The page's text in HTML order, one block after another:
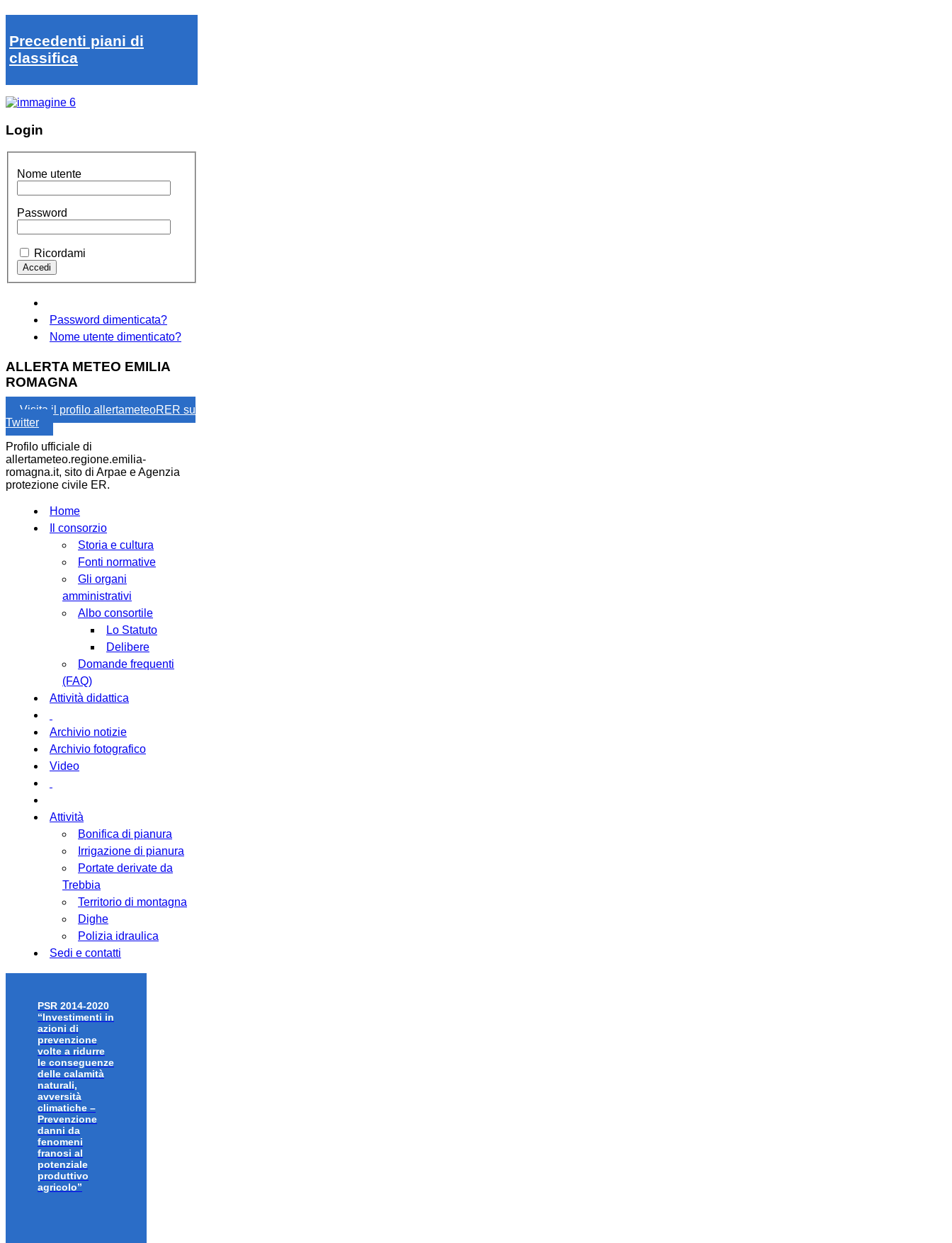
Precedenti piani di
classifica
Login
Nome utente
Password
Ricordami
Password dimenticata?
Nome utente dimenticato?
ALLERTA METEO EMILIA
ROMAGNA
Visita il profilo allertameteoRER su
Twitter
Profilo ufficiale di
allertameteo.regione.emilia-
romagna.it, sito di Arpae e Agenzia
protezione civile ER.
Home
Il consorzio
Storia e cultura
Fonti normative
Gli organi
amministrativi
Albo consortile
Lo Statuto
Delibere
Domande frequenti
(FAQ)
Attività didattica
Archivio notizie
Archivio fotografico
Video
Attività
Bonifica di pianura
Irrigazione di pianura
Portate derivate da
Trebbia
Territorio di montagna
Dighe
Polizia idraulica
Sedi e contatti
PSR 2014-2020
“Investimenti in
azioni di
prevenzione
volte a ridurre
le conseguenze
delle calamità
naturali,
avversità
climatiche –
Prevenzione
danni da
fenomeni
franosi al
potenziale
produttivo
agricolo”